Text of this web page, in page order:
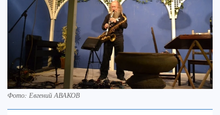
Фото: Евгений АВАКОВ